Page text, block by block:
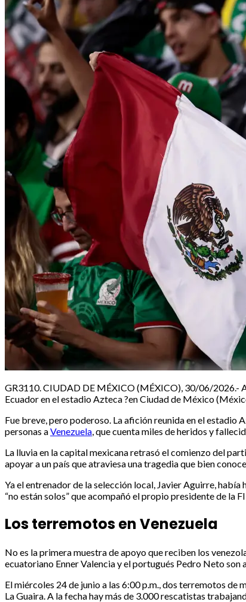
GR3110. CIUDAD DE MÉXICO (MÉXICO), 30/06/2026.-
Ecuador en el estadio Azteca ?en Ciudad de México
Fue breve, pero poderoso. La afición reunida en el estadio
personas aVenezuela, que cuenta miles de heridos y
La lluvia en la capital mexicana retrasó el comienzo del
apoyar a un país que atraviesa una tragedia que bien
Ya el entrenador de la selección local, Javier Aguirre,
“no están solos” que acompañó el propio presidente de la
Los terremotos en Venezuela
No es la primera muestra de apoyo que reciben los
ecuatoriano Enner Valencia y el portugués Pedro Neto son
El miércoles 24 de junio a las 6:00 p.m., dos terremotos de
La Guaira. A la fecha hay más de 3.000 rescatistas